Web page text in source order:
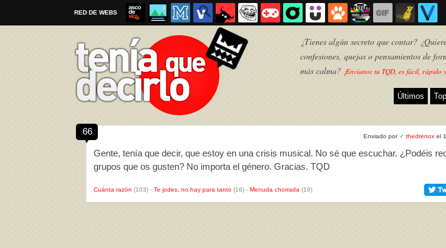
RED DE WEBS
¿Tienes algún secreto que contar?
confesiones, quejas o pensamientos de
más calma? ¡Envíanos tu TQD, es fácil,
Últimos
66 Enviado por ♂ thedrenox el
Gente, tenía que decir, que estoy en una crisis musical. No sé que escuchar. ¿Podéis
grupos que os gusten? No importa el género. Gracias. TQD
Cuánta razón (103) - Te jodes, no hay para tanto (16) - Menuda chorrada (19)